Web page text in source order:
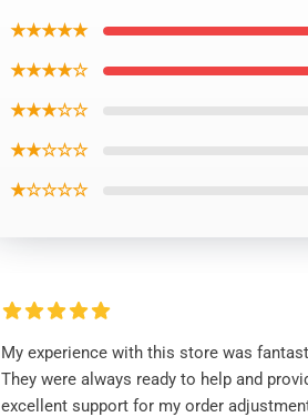
★★★★★
★★★★☆
★★★☆☆
★★☆☆☆
★☆☆☆☆
My experience with this store was
They were always ready to help and
excellent support for my order